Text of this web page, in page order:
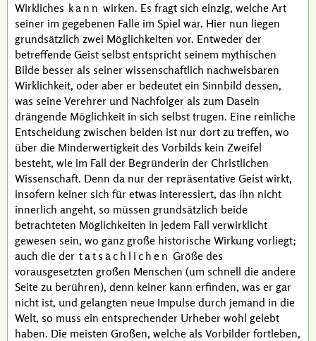
Wirkliches kann wirken. Es fragt sich einzig, welche Art
seiner im gegebenen Falle im Spiel war. Hier nun liegen
grundsätzlich zwei Möglichkeiten vor. Entweder der
betreffende Geist selbst entspricht seinem mythischen
Bilde besser als seiner wissenschaftlich nachweisbaren
Wirklichkeit, oder aber er bedeutet ein Sinnbild dessen,
was seine Verehrer und Nachfolger als zum Dasein
drängende Möglichkeit in sich selbst trugen. Eine reinliche
Entscheidung zwischen beiden ist nur dort zu treffen, wo
über die Minderwertigkeit des Vorbilds kein Zweifel
besteht, wie im Fall der Begründerin der Christlichen
Wissenschaft. Denn da nur der repräsentative Geist wirkt,
insofern keiner sich für etwas interessiert, das ihn nicht
innerlich angeht, so müssen grundsätzlich beide
betrachteten Möglichkeiten in jedem Fall verwirklicht
gewesen sein, wo ganz große historische Wirkung vorliegt;
auch die der tatsächlichen Größe des
vorausgesetzten großen Menschen (um schnell die andere
Seite zu berühren), denn keiner kann erfinden, was er gar
nicht ist, und gelangten neue Impulse durch jemand in die
Welt, so muss ein entsprechender Urheber wohl gelebt
haben. Die meisten Großen, welche als Vorbilder fortleben,